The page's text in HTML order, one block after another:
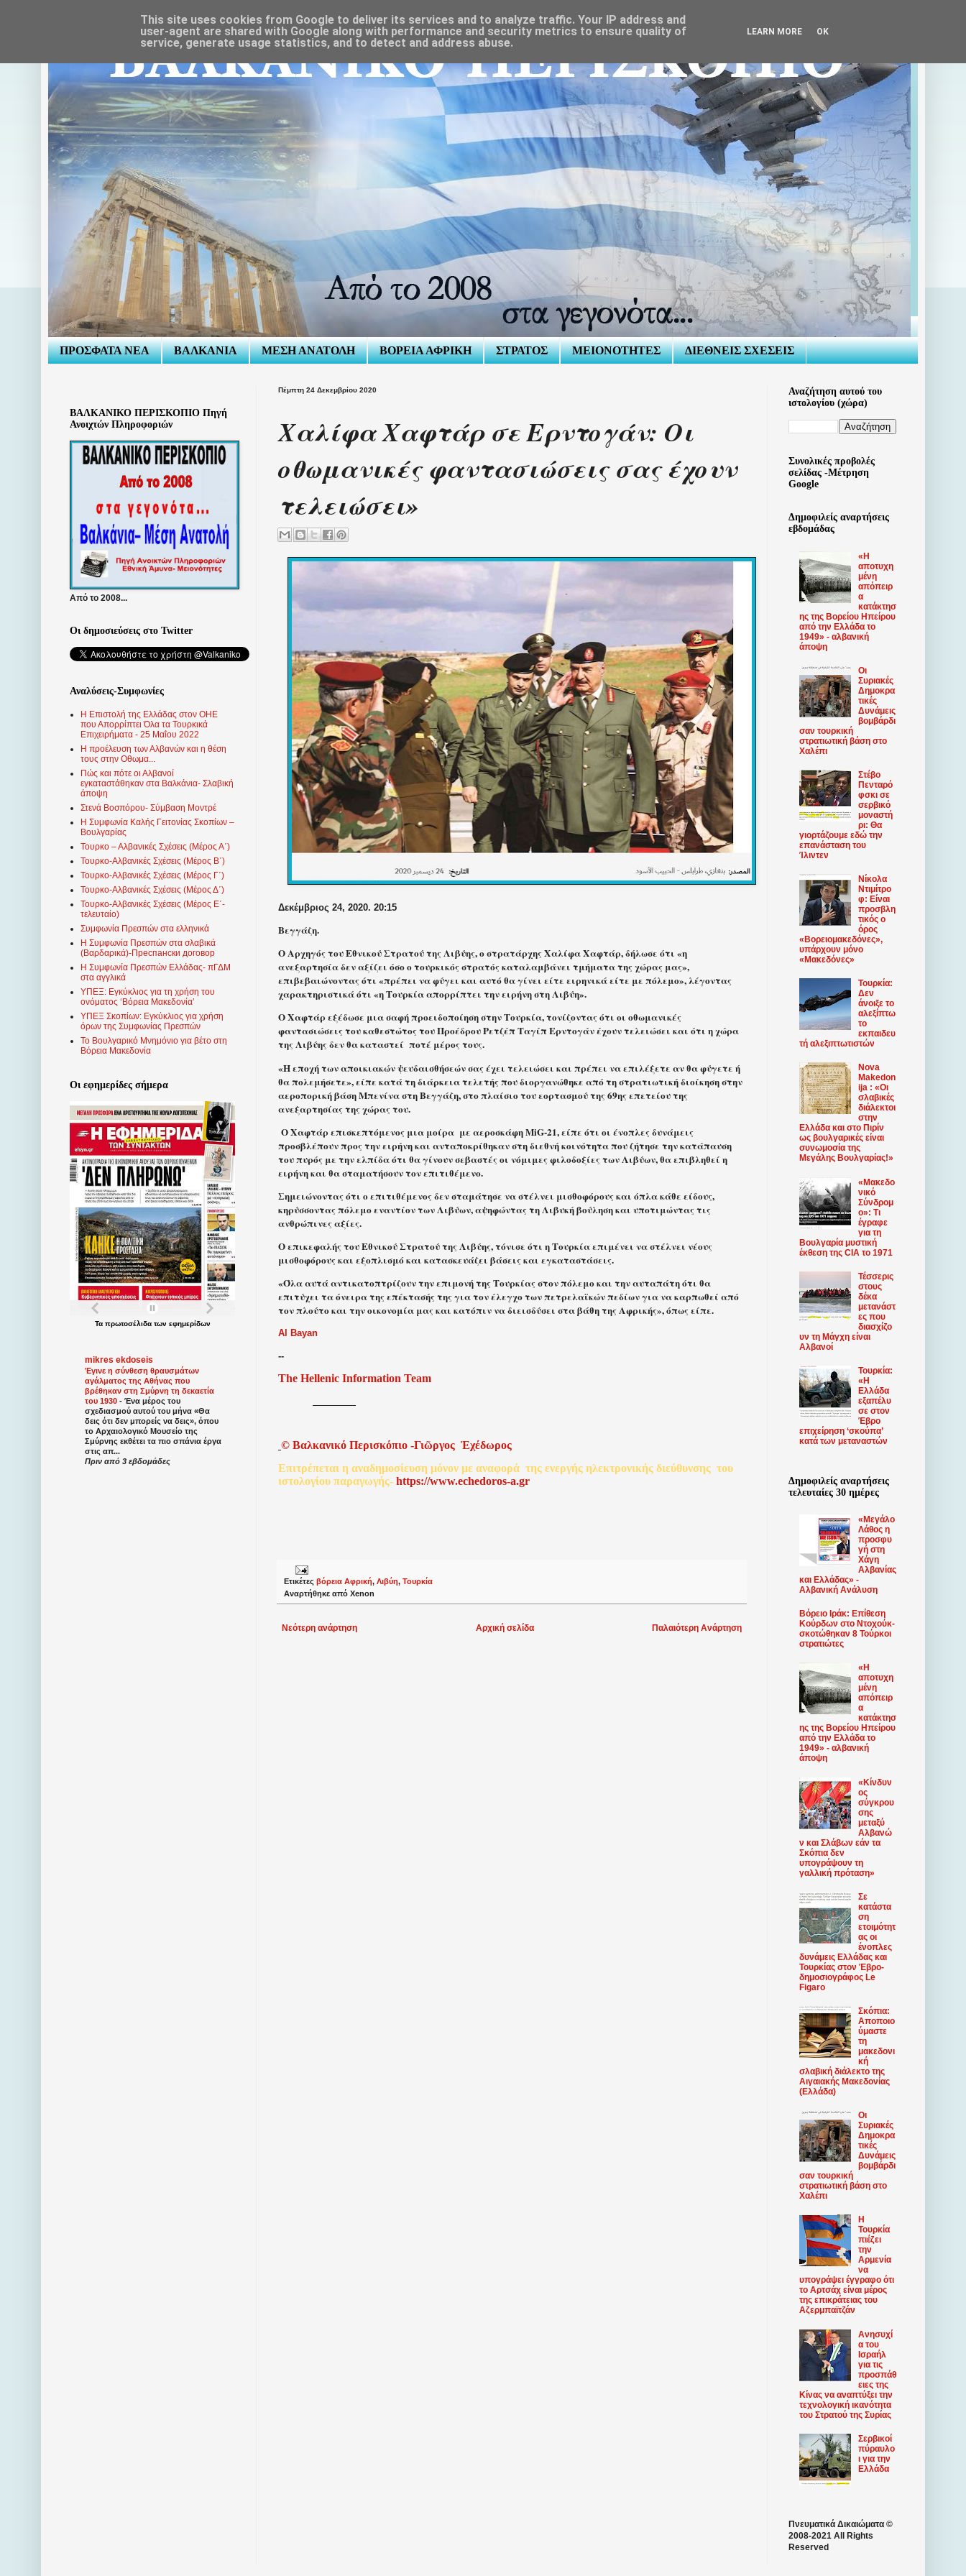
ΠΡΟΣΦΑΤΑ ΝΕΑ ΒΑΛΚΑΝΙΑ ΜΕΣΗ ΑΝΑΤΟΛΗ ΒΟΡΕΙΑ ΑΦΡΙΚΗ ΣΤΡΑΤΟΣ ΜΕΙΟΝΟΤΗΤΕΣ ΔΙΕΘΝΕΙΣ ΣΧΕΣΕΙΣ
Πέμπτη 24 Δεκεμβρίου 2020
Χαλίφα Χαφτάρ σε Ερντογάν: Οι
οθωμανικές φαντασιώσεις σας έχουν
τελειώσει»
Δεκέμβριος 24, 2020. 20:15
Βεγγάζη.
Ο Αρχηγός του Εθνικού Στρατού της Λιβύης, ο στρατάρχης Χαλίφα Χαφτάρ, δήλωσε ότι «η
ανεξαρτησία δεν αξίζει όσο ο τουρκικός στρατός καταλαμβάνει τμήματα της χώρας μας»,
επιβεβαιώνοντας ότι «πρέπει να φύγει και αυτό θα γίνει είτε ειρηνικά είτε με πόλεμο», λέγοντας
χαρακτηριστικά ότι «η Τουρκία απορρίπτει την ειρήνη στη Λιβύη».
Ο Χαφτάρ εξέδωσε μια σαφή προειδοποίηση στην Τουρκία, τονίζοντας ότι οι οθωμανικές
φαντασιώσεις του καθεστώτος του Προέδρου Ρετζέπ Ταγίπ Ερντογάν έχουν τελειώσει και ότι η χώρα
της Λιβύης δεν θα καταστεί ποτέ μέρος τους.
«Η εποχή των αποικιακών ψευδαισθήσεών σας έχει τελειώσει και πρέπει να επιλέξετε αν θα φύγετε ή
θα πολεμήσετε», είπε κατά τη διάρκεια τελετής που διοργανώθηκε από τη στρατιωτική διοίκηση στην
αεροπορική βάση Μπενίνα στη Βεγγάζη, στο πλαίσιο του εορτασμού της 69ης επετείου της
ανεξαρτησίας της χώρας του.
Ο Χαφτάρ επισκεπτόμενος μια μοίρα με αεροσκάφη MiG-21, είπε ότι οι ένοπλες δυνάμεις
προσβλέπουν προς την ειρήνη και ανταποκρίθηκαν στη διεθνή κοινότητα που ζήτησε την κατάπαυση
του πυρός με την ελπίδα ότι θα γίνουν σεβαστές οι νόμιμες φιλοδοξίες των Λιβύων, θα επιβληθεί η
ειρήνη και θα σταματήσουν τον επιτιθέμενο.
Σημειώνοντας ότι ο επιτιθέμενος δεν σταμάτησε να στέλνει μισθοφόρους και όπλα κάθε είδους,
κηρύσσοντας πόλεμο εναντίον των Λιβύων, αψηφώντας τη Λιβυκή βούληση και υποτιμώντας τις
ανθρώπινες αξίες.
Ο επικεφαλής του Εθνικού Στρατού της Λιβύης, τόνισε ότι η Τουρκία επιμένει να στέλνει νέους
μισθοφόρους και εξοπλισμό και κατασκευάζει βάσεις και εγκαταστάσεις.
«Όλα αυτά αντικατοπτρίζουν την επιμονή της Τουρκίας στον πόλεμο και την αυταπάτη ότι θα
επιτύχει τα όνειρα της επέκτασής της για τον έλεγχο των πετρελαϊκών πεδίων για να καρπωθεί από
τον πλούτο και την οικονομία μας και κατόπιν να διεισδύσει στα βάθη της Αφρικής», όπως είπε.
Al Bayan
--
The Hellenic Information Team
© Βαλκανικό Περισκόπιο -Γιῶργος Ἐχέδωρος
Επιτρέπεται η αναδημοσίευση μόνον με αναφορά της ενεργής ηλεκτρονικής διεύθυνσης του
ιστολογίου παραγωγής- https://www.echedoros-a.gr
Ετικέτες βόρεια Αφρική, Λιβύη, Τουρκία
Αναρτήθηκε από Xenon
Νεότερη ανάρτηση Παλαιότερη Ανάρτηση
Αρχική σελίδα
ΒΑΛΚΑΝΙΚΟ ΠΕΡΙΣΚΟΠΙΟ Πηγή
Ανοιχτών Πληροφοριών
Από το 2008...
Οι δημοσιεύσεις στο Twitter
Αναλύσεις-Συμφωνίες
Η Επιστολή της Ελλάδας στον ΟΗΕ
που Απορρίπτει Όλα τα Τουρκικά
Επιχειρήματα - 25 Μαΐου 2022
Η προέλευση των Αλβανών και η θέση
τους στην Οθωμα...
Πώς και πότε οι Αλβανοί
εγκαταστάθηκαν στα Βαλκάνια- Σλαβική
άποψη
Στενά Βοσπόρου- Σύμβαση Μοντρέ
Η Συμφωνία Καλής Γειτονίας Σκοπίων –
Βουλγαρίας
Τουρκο – Αλβανικές Σχέσεις (Mέρος Α΄)
Τουρκο-Αλβανικές Σχέσεις (Μέρος Β΄)
Τουρκο-Αλβανικές Σχέσεις (Μέρος Γ΄)
Τουρκο-Αλβανικές Σχέσεις (Μέρος Δ΄)
Τουρκο-Αλβανικές Σχέσεις (Μέρος Ε΄-
τελευταίο)
Συμφωνία Πρεσπών στα ελληνικά
Η Συμφωνία Πρεσπών στα σλαβικά
(Βαρδαρικά)-Преспански договор
Η Συμφωνία Πρεσπών Ελλάδας- πΓΔΜ
στα αγγλικά
ΥΠΕΞ: Εγκύκλιος για τη χρήση του
ονόματος ‘Βόρεια Μακεδονία’
ΥΠΕΞ Σκοπίων: Εγκύκλιος για χρήση
όρων της Συμφωνίας Πρεσπών
Το Βουλγαρικό Μνημόνιο για βέτο στη
Βόρεια Μακεδονία
Οι εφημερίδες σήμερα
Τα πρωτοσέλιδατων εφημερίδων
mikres ekdoseis
Έγινε η σύνθεση θραυσμάτων
αγάλματος της Αθήνας που
βρέθηκαν στη Σμύρνη τη δεκαετία
του 1930 - Ένα μέρος του
σχεδιασμού αυτού του μήνα «Θα
δεις ότι δεν μπορείς να δεις», όπου
το Αρχαιολογικό Μουσείο της
Σμύρνης εκθέτει τα πιο σπάνια έργα
στις απ...
Πριν από 3 εβδομάδες
Αναζήτηση αυτού του
ιστολογίου (χώρα)
Συνολικές προβολές
σελίδας -Μέτρηση
Google
Δημοφιλείς αναρτήσεις
εβδομάδας
«Η
αποτυχη
μένη
απόπειρ
α
κατάκτησ
ης της Βορείου Ηπείρου
από την Ελλάδα το
1949» - αλβανική
άποψη
Οι
Συριακές
Δημοκρα
τικές
Δυνάμεις
βομβάρδι
σαν τουρκική
στρατιωτική βάση στο
Χαλέπι
Στέβο
Πενταρό
φσκι σε
σερβικό
μοναστή
ρι: Θα
γιορτάζουμε εδώ την
επανάσταση του
Ίλιντεν
Νίκολα
Ντιμίτρο
φ: Είναι
προσβλη
τικός ο
όρος
«Βορειομακεδόνες»,
υπάρχουν μόνο
«Μακεδόνες»
Τουρκία:
Δεν
άνοιξε το
αλεξίπτω
το
εκπαιδευ
τή αλεξιπτωτιστών
Nova
Makedon
ija : «Οι
σλαβικές
διάλεκτοι
στην
Ελλάδα και στο Πιρίν
ως βουλγαρικές είναι
συνωμοσία της
Μεγάλης Βουλγαρίας!»
«Mακεδο
νικό
Σύνδρομ
ο»: Τι
έγραφε
για τη
Βουλγαρία μυστική
έκθεση της CIA το 1971
Τέσσερις
στους
δέκα
μετανάστ
ες που
διασχίζο
υν τη Μάγχη είναι
Αλβανοί
Τουρκία:
«Η
Ελλάδα
εξαπέλυ
σε στον
Έβρο
επιχείρηση ‘σκούπα’
κατά των μεταναστών
Δημοφιλείς αναρτήσεις
τελευταίες 30 ημέρες
«Μεγάλο
Λάθος η
προσφυ
γή στη
Χάγη
Αλβανίας
και Ελλάδας» -
Αλβανική Ανάλυση
Βόρειο Ιράκ: Επίθεση
Κούρδων στο Ντοχούκ-
σκοτώθηκαν 8 Τούρκοι
στρατιώτες
«Η
αποτυχη
μένη
απόπειρ
α
κατάκτησ
ης της Βορείου Ηπείρου
από την Ελλάδα το
1949» - αλβανική
άποψη
«Κίνδυν
ος
σύγκρου
σης
μεταξύ
Αλβανώ
ν και Σλάβων εάν τα
Σκόπια δεν
υπογράψουν τη
γαλλική πρόταση»
Σε
κατάστα
ση
ετοιμότητ
ας οι
ένοπλες
δυνάμεις Ελλάδας και
Τουρκίας στον Έβρο-
δημοσιογράφος Le
Figaro
Σκόπια:
Αποποιο
ύμαστε
τη
μακεδονι
κή
σλαβική διάλεκτο της
Αιγαιακής Μακεδονίας
(Ελλάδα)
Οι
Συριακές
Δημοκρα
τικές
Δυνάμεις
βομβάρδι
σαν τουρκική
στρατιωτική βάση στο
Χαλέπι
Η
Τουρκία
πιέζει
την
Αρμενία
να
υπογράψει έγγραφο ότι
το Αρτσάχ είναι μέρος
της επικράτειας του
Αζερμπαϊτζάν
Ανησυχί
α του
Ισραήλ
για τις
προσπάθ
ειες της
Κίνας να αναπτύξει την
τεχνολογική ικανότητα
του Στρατού της Συρίας
Σερβικοί
πύραυλο
ι για την
Ελλάδα
Πνευματικά Δικαιώματα ©
2008-2021 All Rights
Reserved
This site uses cookies from Google to deliver its services and to analyze traffic. Your IP address and
user-agent are shared with Google along with performance and security metrics to ensure quality of
service, generate usage statistics, and to detect and address abuse.
LEARN MORE OK